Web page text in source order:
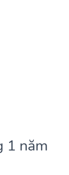
1 năm